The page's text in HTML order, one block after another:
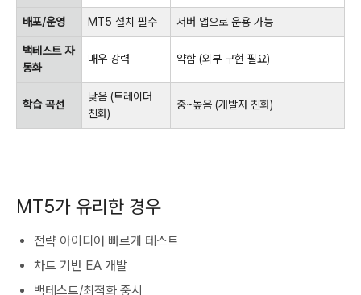
배포/운영 MT5 설치 필수 서버 앱으로 운용 가능
백테스트 자
동화
매우 강력 약함 (외부 구현 필요)
학습 곡선
낮음 (트레이더
친화)
중~높음 (개발자 친화)
MT5가 유리한 경우
전략 아이디어 빠르게 테스트
차트 기반 EA 개발
백테스트/최적화 중시